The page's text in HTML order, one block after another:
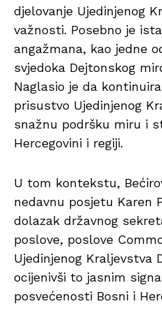
djelovanje Ujedinjenog
važnosti. Posebno je
angažmana, kao jedne
svjedoka Dejtonskog
Naglasio je da
prisustvo Ujedinjenog
snažnu podršku miru i
Hercegovini i regiji.
U tom kontekstu,
nedavnu posjetu Karen
dolazak državnog
poslove, poslove
Ujedinjenog Kraljevstva
ocijenivši to jasnim
posvećenosti Bosni i